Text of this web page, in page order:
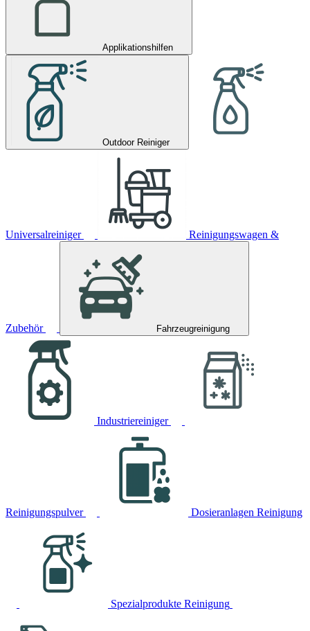
Applikationshilfen
Outdoor Reiniger
Universalreiniger Reinigungswagen &
Zubehör Fahrzeugreinigung
Industriereiniger
Reinigungspulver Dosieranlagen Reinigung
Spezialprodukte Reinigung